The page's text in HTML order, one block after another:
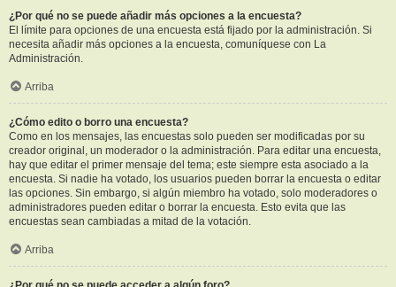
¿Por qué no se puede añadir más opciones a la encuesta?
El límite para opciones de una encuesta está fijado por la administración. Si
necesita añadir más opciones a la encuesta, comuníquese con La
Administración.
Arriba
¿Cómo edito o borro una encuesta?
Como en los mensajes, las encuestas solo pueden ser modificadas por su
creador original, un moderador o la administración. Para editar una encuesta,
hay que editar el primer mensaje del tema; este siempre esta asociado a la
encuesta. Si nadie ha votado, los usuarios pueden borrar la encuesta o editar
las opciones. Sin embargo, si algún miembro ha votado, solo moderadores o
administradores pueden editar o borrar la encuesta. Esto evita que las
encuestas sean cambiadas a mitad de la votación.
Arriba